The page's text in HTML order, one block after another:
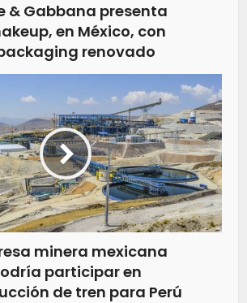
& Gabbana presenta
en México, con
renovado
minera mexicana
participar en
de tren para Perú